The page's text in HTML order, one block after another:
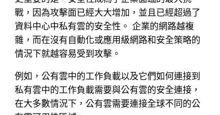
戰，因為攻擊面已經大大增加，並且已經超過了
資料中心中私有雲的安全性。 企業的網路越複
雜，而在沒有自動化或應用級網路和安全策略的
情況下就越容易受到攻擊。
例如，公有雲中的工作負載以及它們如何連接到
私有雲中的工作負載需要與公有雲的安全連接，
在大多數情況下，公有雲需要連接全球不同的公